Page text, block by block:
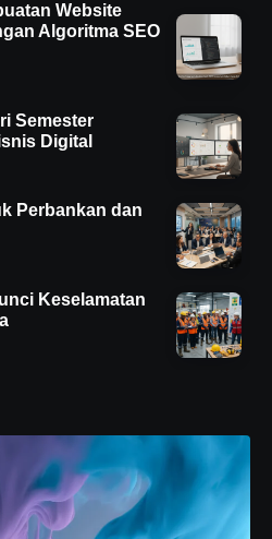
Website
Algoritma SEO
Semester
Digital
Perbankan dan
Keselamatan